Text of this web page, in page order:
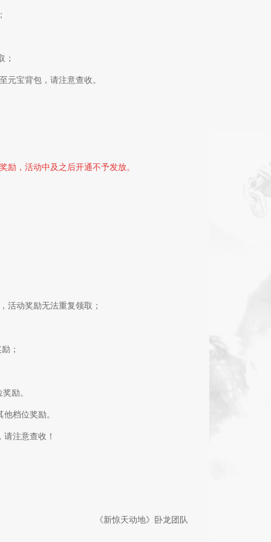
；
元宝背包，请注意查收。
励，活动中及之后开通不予发放。
活动奖励无法重复领取；
；
励。
档位奖励。
请注意查收！
《新惊天动地》卧龙团队